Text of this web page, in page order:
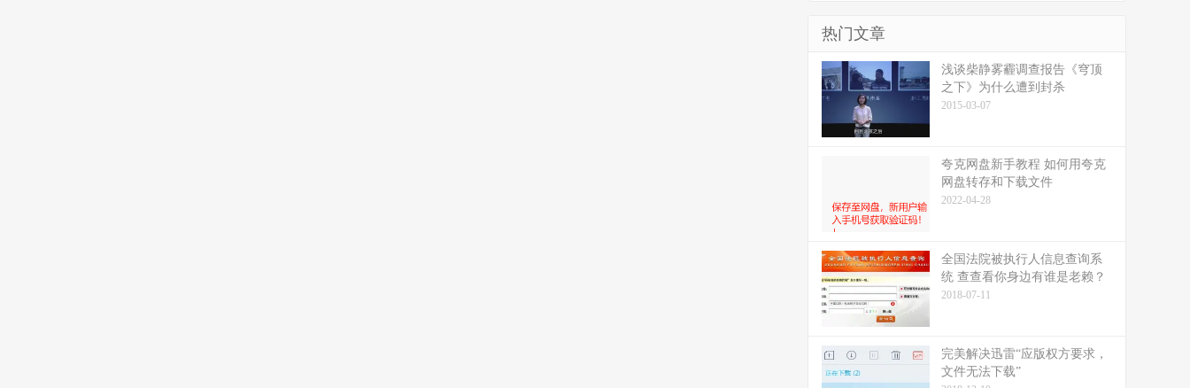
热门文章
浅谈柴静雾霾调查报告《穹顶
之下》为什么遭到封杀
2015-03-07
夸克网盘新手教程 如何用夸克
网盘转存和下载文件
2022-04-28
全国法院被执行人信息查询系
统 查查看你身边有谁是老赖？
2018-07-11
完美解决迅雷“应版权方要求，
文件无法下载”